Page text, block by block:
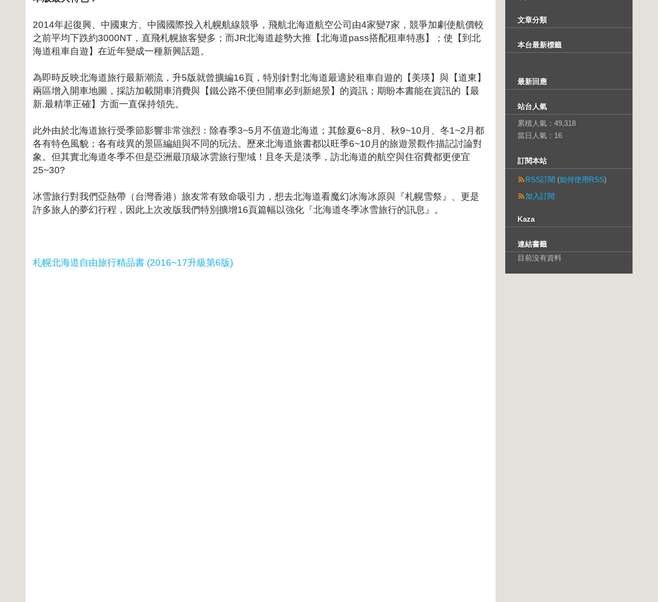
2014年起復興、中國東方、中國國際投入札幌航線競爭，飛航北海道航空公司由4家變7家，競爭加劇使航價較
之前平均下跌約3000NT，直飛札幌旅客變多；而JR北海道趁勢大推【北海道pass搭配租車特惠】；使【到北
海道租車自遊】在近年變成一種新興話題。
為即時反映北海道旅行最新潮流，升5版就曾擴編16頁，特別針對北海道最適於租車自遊的【美瑛】與【道東】
兩區增入開車地圖，採訪加載開車消費與【鐵公路不便但開車必到新絕景】的資訊；期盼本書能在資訊的【最
新.最精準正確】方面一直保持領先。
此外由於北海道旅行受季節影響非常強烈：除春季3~5月不值遊北海道；其餘夏6~8月、秋9~10月、冬1~2月都
各有特色風貌；各有歧異的景區編組與不同的玩法。歷來北海道旅書都以旺季6~10月的旅遊景觀作描記討論對
象。但其實北海道冬季不但是亞洲最頂級冰雲旅行聖域！且冬天是淡季，訪北海道的航空與住宿費都更便宜
25~30?
冰雪旅行對我們亞熱帶（台灣香港）旅友常有致命吸引力，想去北海道看魔幻冰海冰原與『札幌雪祭』、更是
許多旅人的夢幻行程，因此上次改版我們特別擴增16頁篇幅以強化『北海道冬季冰雪旅行的訊息』。
札幌北海道自由旅行精品書 (2016~17升級第6版)
文章分類
本台最新標籤
最新回應
站台人氣
累積人氣： 49,318
當日人氣： 16
訂閱本站
RSS訂閱 (如何使用RSS)
加入訂閱
Kaza
連結書籤
目前沒有資料